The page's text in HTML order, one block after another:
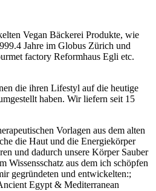
Vegan Bäckerei Produkte, wie
Jahre im Globus Zürich und
factory Reformhaus Egli etc.
die ihren Lifestyl auf die heutige
haben. Wir liefern seit 15
Vorlagen aus dem alten
die Haut und die Energiekörper
und dadurch unsere Körper Sauber
Wissensschatz aus dem ich schöpfen
gegründeten und entwickelten:;
Egypt & Mediterranean